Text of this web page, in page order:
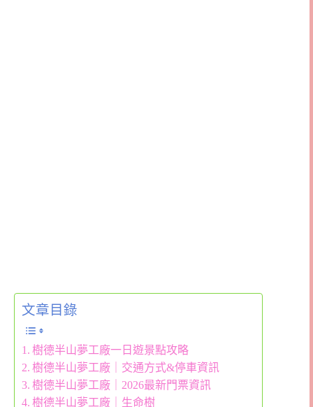
文章目錄
樹德半山夢工廠一日遊景點攻略
樹德半山夢工廠｜交通方式&停車資訊
樹德半山夢工廠｜2026最新門票資訊
樹德半山夢工廠｜生命樹